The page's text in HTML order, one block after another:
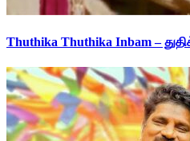
Thuthika Thuthika Inbam –